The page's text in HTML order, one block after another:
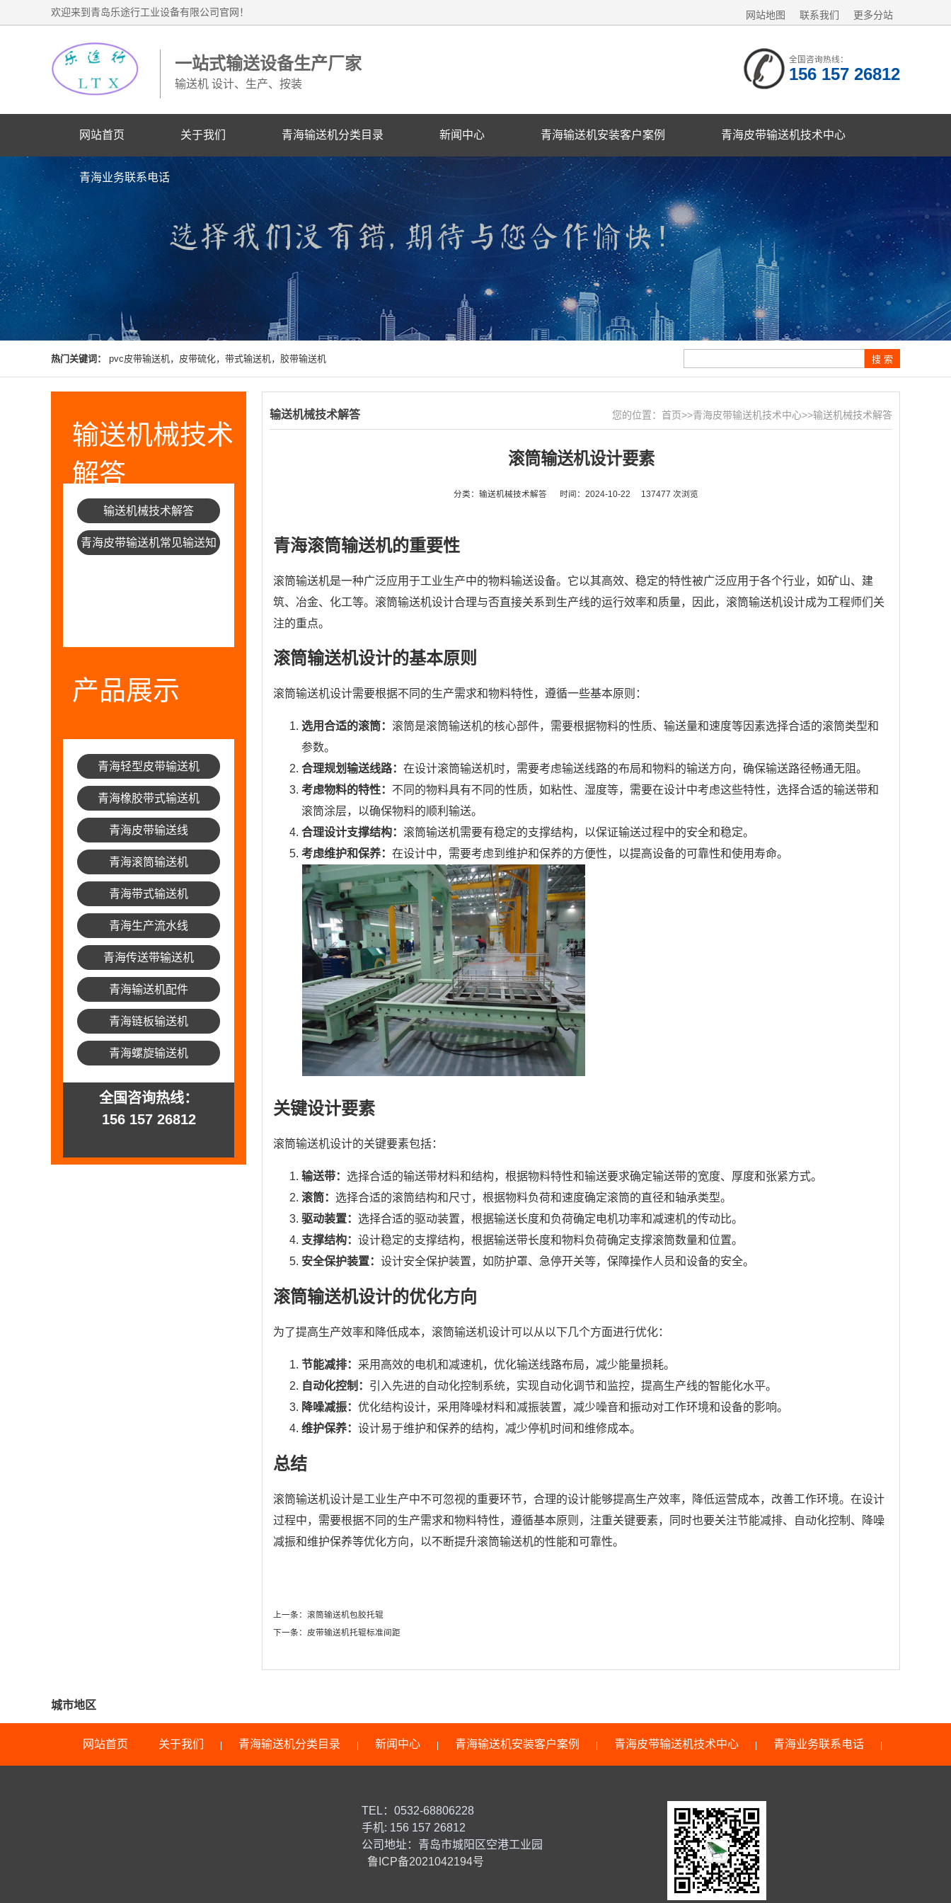
欢迎来到青岛乐途行工业设备有限公司官网！ 网站地图 联系我们 更多分站
一站式输送设备生产厂家
输送机 设计、生产、按装
全国咨询热线：
156 157 26812
网站首页 关于我们 青海输送机分类目录 新闻中心 青海输送机安装客户案例 青海皮带输送机技术中心
青海业务联系电话
热门关键词： pvc皮带输送机，皮带硫化，带式输送机，胶带输送机
输送机械技术
解答
输送机械技术解答
青海皮带输送机常见输送知
产品展示
青海轻型皮带输送机
青海橡胶带式输送机
青海皮带输送线
青海滚筒输送机
青海带式输送机
青海生产流水线
青海传送带输送机
青海输送机配件
青海链板输送机
青海螺旋输送机
全国咨询热线：
156 157 26812
输送机械技术解答 您的位置： 首页>>青海皮带输送机技术中心>>输送机械技术解答
滚筒输送机设计要素
分类：输送机械技术解答 时间：2024-10-22 137477 次浏览
青海滚筒输送机的重要性
滚筒输送机是一种广泛应用于工业生产中的物料输送设备。它以其高效、稳定的特性被广泛应用于各个行业，如矿山、建
筑、冶金、化工等。滚筒输送机设计合理与否直接关系到生产线的运行效率和质量，因此，滚筒输送机设计成为工程师们关
注的重点。
滚筒输送机设计的基本原则
滚筒输送机设计需要根据不同的生产需求和物料特性，遵循一些基本原则：
选用合适的滚筒： 滚筒是滚筒输送机的核心部件，需要根据物料的性质、输送量和速度等因素选择合适的滚筒类型和
参数。
合理规划输送线路： 在设计滚筒输送机时，需要考虑输送线路的布局和物料的输送方向，确保输送路径畅通无阻。
考虑物料的特性： 不同的物料具有不同的性质，如粘性、湿度等，需要在设计中考虑这些特性，选择合适的输送带和
滚筒涂层，以确保物料的顺利输送。
合理设计支撑结构： 滚筒输送机需要有稳定的支撑结构，以保证输送过程中的安全和稳定。
考虑维护和保养： 在设计中，需要考虑到维护和保养的方便性，以提高设备的可靠性和使用寿命。
关键设计要素
滚筒输送机设计的关键要素包括：
输送带： 选择合适的输送带材料和结构，根据物料特性和输送要求确定输送带的宽度、厚度和张紧方式。
滚筒： 选择合适的滚筒结构和尺寸，根据物料负荷和速度确定滚筒的直径和轴承类型。
驱动装置： 选择合适的驱动装置，根据输送长度和负荷确定电机功率和减速机的传动比。
支撑结构： 设计稳定的支撑结构，根据输送带长度和物料负荷确定支撑滚筒数量和位置。
安全保护装置： 设计安全保护装置，如防护罩、急停开关等，保障操作人员和设备的安全。
滚筒输送机设计的优化方向
为了提高生产效率和降低成本，滚筒输送机设计可以从以下几个方面进行优化：
节能减排： 采用高效的电机和减速机，优化输送线路布局，减少能量损耗。
自动化控制： 引入先进的自动化控制系统，实现自动化调节和监控，提高生产线的智能化水平。
降噪减振： 优化结构设计，采用降噪材料和减振装置，减少噪音和振动对工作环境和设备的影响。
维护保养： 设计易于维护和保养的结构，减少停机时间和维修成本。
总结
滚筒输送机设计是工业生产中不可忽视的重要环节，合理的设计能够提高生产效率，降低运营成本，改善工作环境。在设计
过程中，需要根据不同的生产需求和物料特性，遵循基本原则，注重关键要素，同时也要关注节能减排、自动化控制、降噪
减振和维护保养等优化方向，以不断提升滚筒输送机的性能和可靠性。
上一条： 滚筒输送机包胶托辊
下一条： 皮带输送机托辊标准间距
城市地区
网站首页 关于我们 | 青海输送机分类目录 | 新闻中心 | 青海输送机安装客户案例 | 青海皮带输送机技术中心 | 青海业务联系电话 |
TEL：0532-68806228
手机: 156 157 26812
公司地址：青岛市城阳区空港工业园
鲁ICP备2021042194号